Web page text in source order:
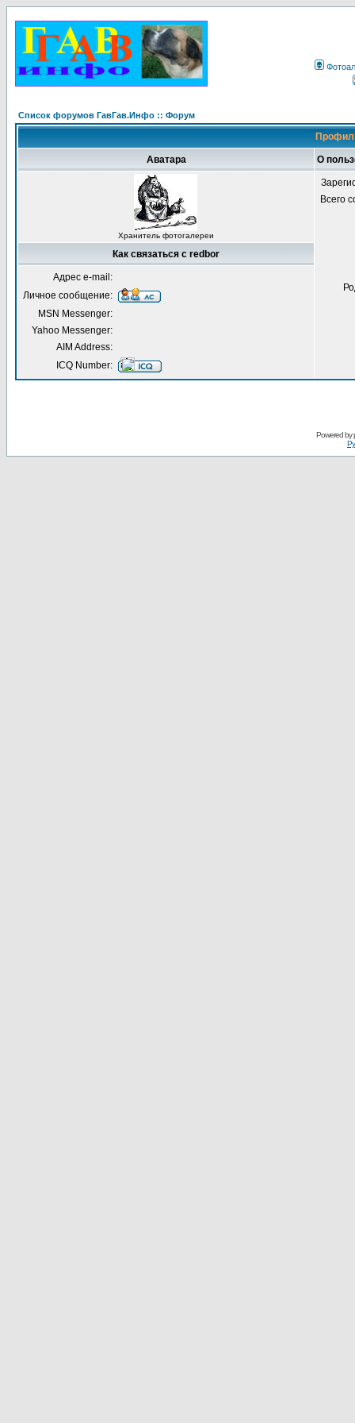
Список форумов ГавГав.Инфо :: Форум
Аватара О
Хранитель фотогалереи
Всего
Как связаться с redbor
Адрес e-mail:
Личное сообщение:
MSN Messenger:
Yahoo Messenger:
AIM Address:
ICQ Number:
Powered by